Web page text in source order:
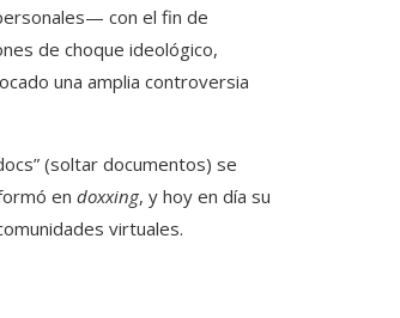
con el fin de
de choque ideológico,
una amplia controversia
(soltar documentos) se
en doxxing, y hoy en día su
virtuales.